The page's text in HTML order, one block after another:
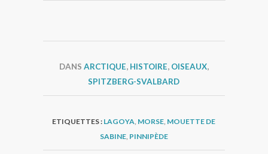
DANS ARCTIQUE, HISTOIRE, OISEAUX,
SPITZBERG-SVALBARD
ETIQUETTES : LAGOYA MORSE MOUETTE DE
SABINE, PINNIPÈDE